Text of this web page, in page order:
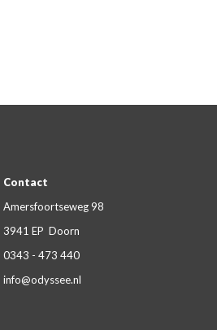
Contact
Amersfoortseweg 98
3941 EP Doorn
0343 - 473 440
info@odyssee.nl